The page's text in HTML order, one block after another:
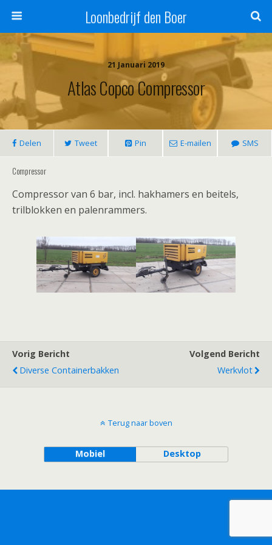
Loonbedrijf den Boer
21 Januari 2019
Atlas Copco Compressor
Delen Tweet Pin E-mailen SMS
Compressor
Compressor van 6 bar, incl. hakhamers en beitels,
trilblokken en palenrammers.
Vorig Bericht
Diverse Containerbakken
Volgend Bericht
Werkvlot
Terug naar boven
Mobiel Desktop